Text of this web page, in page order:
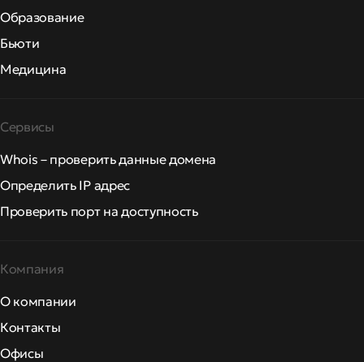
Образование
Бьюти
Медицина
Сервисы
Whois – проверить данные домена
Определить IP адрес
Проверить порт на доступность
Компания
О компании
Контакты
Офисы